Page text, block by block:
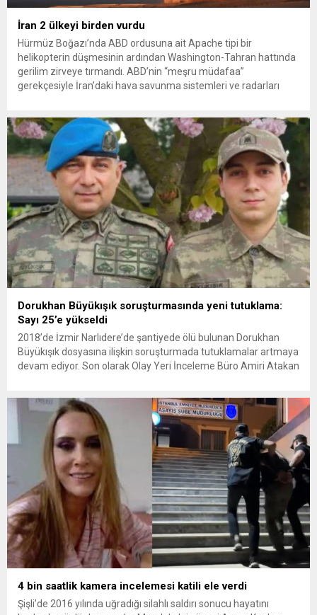
İran 2 ülkeyi birden vurdu
Hürmüz Boğazı’nda ABD ordusuna ait Apache tipi bir
helikopterin düşmesinin ardından Washington-Tahran hattında
gerilim zirveye tırmandı. ABD’nin “meşru müdafaa”
gerekçesiyle İran’daki hava savunma sistemleri ve radarları
yeni bir ABD saldırısına anında yanıt verileceğini duyurdu....
Dorukhan Büyükışık soruşturmasında yeni tutuklama:
Sayı 25’e yükseldi
2018’de İzmir Narlıdere’de şantiyede ölü bulunan Dorukhan
Büyükışık dosyasına ilişkin soruşturmada tutuklamalar artmaya
devam ediyor. Son olarak Olay Yeri İnceleme Büro Amiri Atakan
bulunan Dorukhan Büyükışık’a ilişkin yeniden açılan
soruşturmada tutuklamalar genişliyor. Son olarak dönemin...
4 bin saatlik kamera incelemesi katili ele verdi
Şişli’de 2016 yılında uğradığı silahlı saldırı sonucu hayatını